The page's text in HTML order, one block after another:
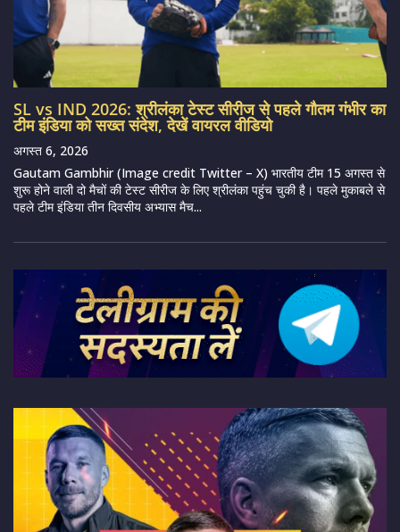
SL vs IND 2026: श्रीलंका टेस्ट सीरीज से पहले गौतम गंभीर का
टीम इंडिया को सख्त संदेश, देखें वायरल वीडियो
अगस्त 6, 2026
Gautam Gambhir (Image credit Twitter – X) भारतीय टीम 15 अगस्त से
शुरू होने वाली दो मैचों की टेस्ट सीरीज के लिए श्रीलंका पहुंच चुकी है। पहले मुकाबले से
पहले टीम इंडिया तीन दिवसीय अभ्यास मैच...